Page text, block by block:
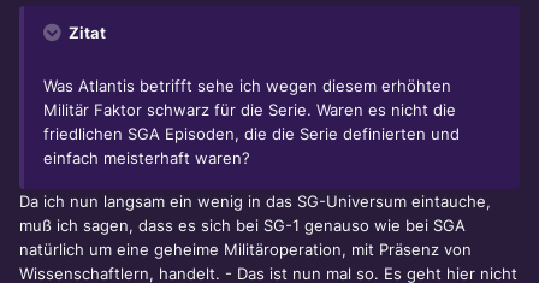
Zitat
Was Atlantis betrifft sehe ich wegen diesem erhöhten
Militär Faktor schwarz für die Serie. Waren es nicht die
friedlichen SGA Episoden, die die Serie definierten und
einfach meisterhaft waren?
Da ich nun langsam ein wenig in das SG-Universum eintauche,
muß ich sagen, dass es sich bei SG-1 genauso wie bei SGA
natürlich um eine geheime Militäroperation, mit Präsenz von
Wissenschaftlern, handelt. - Das ist nun mal so. Es geht hier nicht